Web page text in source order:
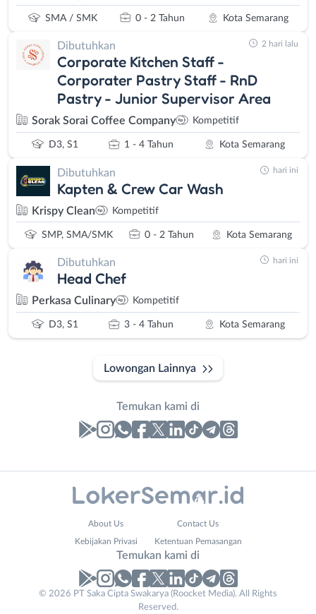
SMA / SMK 0 - 2 Tahun Kota Semarang
Dibutuhkan
Corporate Kitchen Staff -
Corporater Pastry Staff - RnD
Pastry - Junior Supervisor Area
Sorak Sorai Coffee Company Kompetitif
D3, S1 1 - 4 Tahun Kota Semarang
2 hari lalu
Dibutuhkan
Kapten & Crew Car Wash
Krispy Clean Kompetitif
SMP, SMA/SMK 0 - 2 Tahun Kota Semarang
hari ini
Dibutuhkan
Head Chef
Perkasa Culinary Kompetitif
D3, S1 3 - 4 Tahun Kota Semarang
hari ini
Lowongan Lainnya
Temukan kami di
No. Telp /
About Us Contact Us
Kebijakan Privasi Ketentuan Pemasangan
Temukan kami di
© 2026 PT Saka Cipta Swakarya (Roocket Media). All Rights
Reserved.